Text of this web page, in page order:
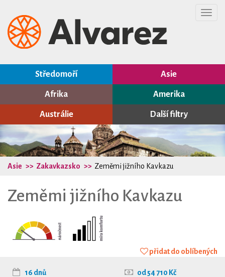
Středomoří Asie
Afrika Amerika
Austrálie Další filtry
Asie Zakavkazsko Zeměmi jižního Kavkazu
Zeměmi jižního Kavkazu
přidat do oblíbených
16 dnů
od 54 710 Kč